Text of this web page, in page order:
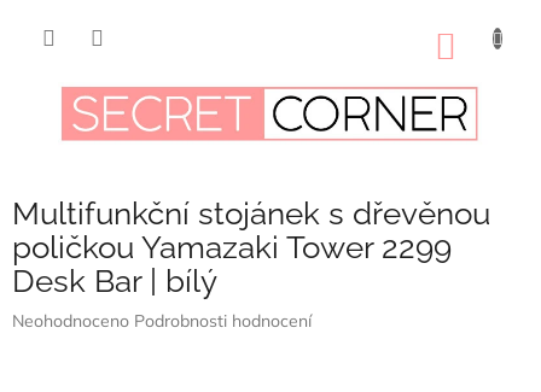
Multifunkční stojánek s dřevěnou
poličkou Yamazaki Tower 2299
Desk Bar | bílý
Průměrné
Neohodnoceno Podrobnosti hodnocení